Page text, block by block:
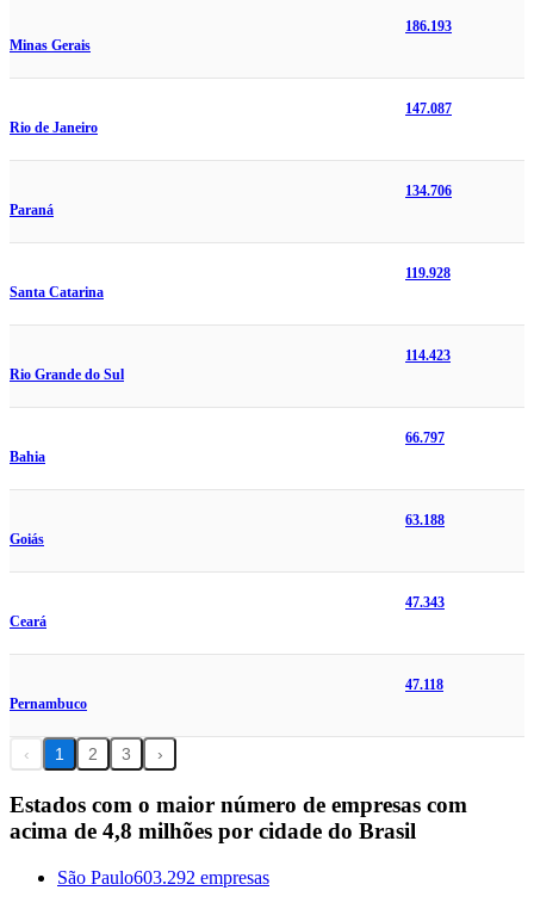
Minas Gerais
186.193
Rio de Janeiro
147.087
Paraná
134.706
Santa Catarina
119.928
Rio Grande do Sul
114.423
Bahia
66.797
Goiás
63.188
Ceará
47.343
Pernambuco
47.118
‹ 1 2 3 ›
Estados com o maior número de empresas com
acima de 4,8 milhões por cidade do Brasil
São Paulo603.292 empresas